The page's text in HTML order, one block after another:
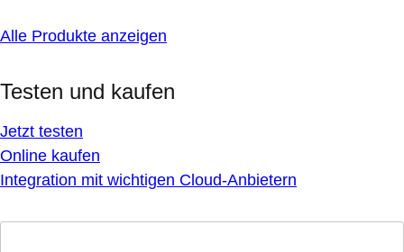
Alle Produkte anzeigen
Testen und kaufen
Jetzt testen
Online kaufen
Integration mit wichtigen Cloud-Anbietern